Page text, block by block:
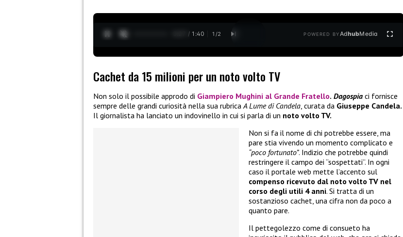
0:28 / 1:40 1 /2 POWERED BYAdhubMedia
Cachet da 15 milioni per un noto volto TV
Non solo il possibile approdo di Giampiero Mughini al Grande Fratello. Dagospia ci fornisce
sempre delle grandi curiosità nella sua rubricaA Lume di Candela, curata da Giuseppe Candela.
Il giornalista ha lanciato un indovinello in cui si parla di un noto volto TV.
Non si fa il nome di chi potrebbe essere, ma
pare stia vivendo un momento complicato e
“poco fortunato”. Indizio che potrebbe quindi
restringere il campo dei “sospettati”. In ogni
caso il portale web mette l’accento sul
compenso ricevuto dal noto volto TV nel
corso degli utili 4 anni. Si tratta di un
sostanzioso cachet, una cifra non da poco a
quanto pare.
Il pettegolezzo come di consueto ha